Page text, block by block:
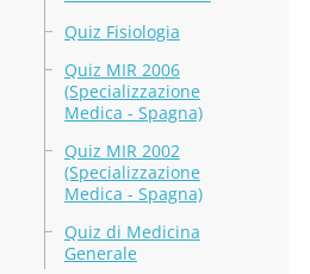
Quiz Fisiologia
Quiz MIR 2006
(Specializzazione
Medica - Spagna)
Quiz MIR 2002
(Specializzazione
Medica - Spagna)
Quiz di Medicina
Generale